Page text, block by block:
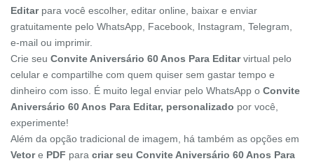
Editarpara você escolher, editar online, baixar e enviar
gratuitamente pelo WhatsApp, Facebook, Instagram, Telegram,
e-mail ou imprimir.
Crie seu Convite Aniversário 60 Anos Para Editarvirtual pelo
celular e compartilhe com quem quiser sem gastar tempo e
dinheiro com isso. É muito legal enviar pelo WhatsApp o Convite
Aniversário 60 Anos Para Editar, personalizado por você,
experimente!
Além da opção tradicional de imagem, há também as opções em
Vetore PDF para criar seu Convite Aniversário 60 Anos Para